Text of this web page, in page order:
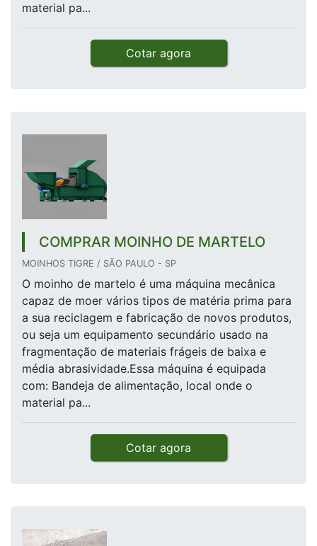
material pa...
Cotar agora
COMPRAR MOINHO DE MARTELO
MOINHOS TIGRE / SÃO PAULO - SP
O moinho de martelo é uma máquina mecânica
capaz de moer vários tipos de matéria prima para
a sua reciclagem e fabricação de novos produtos,
ou seja um equipamento secundário usado na
fragmentação de materiais frágeis de baixa e
média abrasividade.Essa máquina é equipada
com: Bandeja de alimentação, local onde o
material pa...
Cotar agora